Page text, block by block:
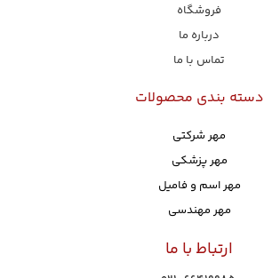
فروشگاه
درباره ما
تماس با ما
دسته بندی محصولات
مهر شرکتی
مهر پزشکی
مهر اسم و فامیل
مهر مهندسی
ارتباط با ما